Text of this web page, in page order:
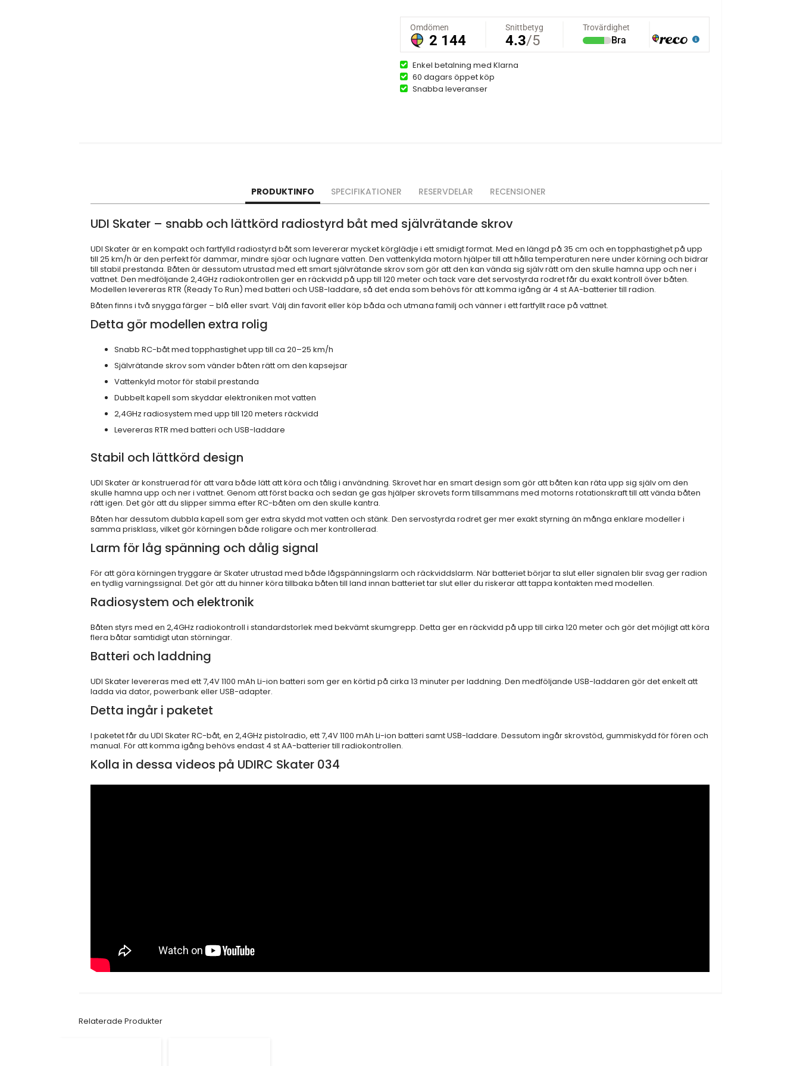
Enkel betalning med Klarna
60 dagars öppet köp
Snabba leveranser
PRODUKTINFO
UDI Skater – snabb och lättkörd radiostyrd båt med självrätande skrov
UDI Skater är en kompakt och fartfylld radiostyrd båt som levererar mycket körglädje i ett smidigt format. Med en längd på 35 cm och en topphastighet på upp
till 25 km/h är den perfekt för dammar, mindre sjöar och lugnare vatten. Den vattenkylda motorn hjälper till att hålla temperaturen nere under körning och bidrar
till stabil prestanda. Båten är dessutom utrustad med ett smart självrätande skrov som gör att den kan vända sig själv rätt om den skulle hamna upp och ner i
vattnet. Den medföljande 2,4GHz radiokontrollen ger en räckvidd på upp till 120 meter och tack vare det servostyrda rodret får du exakt kontroll över båten.
Modellen levereras RTR (Ready To Run) med batteri och USB-laddare, så det enda som behövs för att komma igång är 4 st AA-batterier till radion.
Båten finns i två snygga färger – blå eller svart. Välj din favorit eller köp båda och utmana familj och vänner i ett fartfyllt race på vattnet.
Detta gör modellen extra rolig
Snabb RC-båt med topphastighet upp till ca 20–25 km/h
Självrätande skrov som vänder båten rätt om den kapsejsar
Vattenkyld motor för stabil prestanda
Dubbelt kapell som skyddar elektroniken mot vatten
2,4GHz radiosystem med upp till 120 meters räckvidd
Levereras RTR med batteri och USB-laddare
Stabil och lättkörd design
UDI Skater är konstruerad för att vara både lätt att köra och tålig i användning. Skrovet har en smart design som gör att båten kan räta upp sig själv om den
skulle hamna upp och ner i vattnet. Genom att först backa och sedan ge gas hjälper skrovets form tillsammans med motorns rotationskraft till att vända båten
rätt igen. Det gör att du slipper simma efter RC-båten om den skulle kantra.
Båten har dessutom dubbla kapell som ger extra skydd mot vatten och stänk. Den servostyrda rodret ger mer exakt styrning än många enklare modeller i
samma prisklass, vilket gör körningen både roligare och mer kontrollerad.
Larm för låg spänning och dålig signal
För att göra körningen tryggare är Skater utrustad med både lågspänningslarm och räckviddslarm. När batteriet börjar ta slut eller signalen blir svag ger radion
en tydlig varningssignal. Det gör att du hinner köra tillbaka båten till land innan batteriet tar slut eller du riskerar att tappa kontakten med modellen.
Radiosystem och elektronik
Båten styrs med en 2,4GHz radiokontroll i standardstorlek med bekvämt skumgrepp. Detta ger en räckvidd på upp till cirka 120 meter och gör det möjligt att köra
flera båtar samtidigt utan störningar.
Batteri och laddning
UDI Skater levereras med ett 7,4V 1100 mAh Li-ion batteri som ger en körtid på cirka 13 minuter per laddning. Den medföljande USB-laddaren gör det enkelt att
ladda via dator, powerbank eller USB-adapter.
Detta ingår i paketet
I paketet får du UDI Skater RC-båt, en 2,4GHz pistolradio, ett 7,4V 1100 mAh Li-ion batteri samt USB-laddare. Dessutom ingår skrovstöd, gummiskydd för fören och
manual. För att komma igång behövs endast 4 st AA-batterier till radiokontrollen.
Kolla in dessa videos på UDIRC Skater 034
SPECIFIKATIONER RESERVDELAR RECENSIONER
Relaterade Produkter